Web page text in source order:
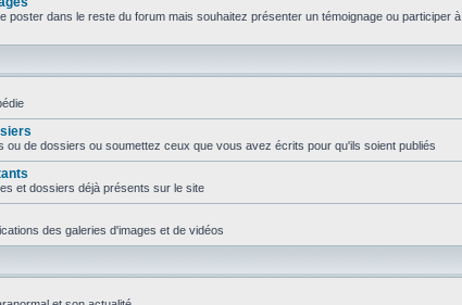
poster dans le reste du forum mais souhaitez présenter un témoignage ou participer à
ou de dossiers ou soumettez ceux que vous avez écrits pour qu'ils soient publiés
et dossiers déjà présents sur le site
des galeries d'images et de vidéos